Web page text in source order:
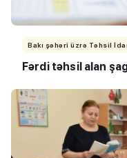
Bakı şəhəri üzrə Təhsil
Fərdi təhsil alan